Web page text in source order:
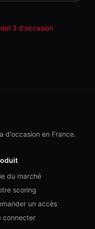
3 d'occasion
d'occasion en France.
du marché
scoring
un accès
connecter